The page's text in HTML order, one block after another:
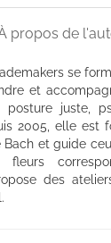
propos de
se
et
posture juste,
2005, elle est
et guide
fleurs
des